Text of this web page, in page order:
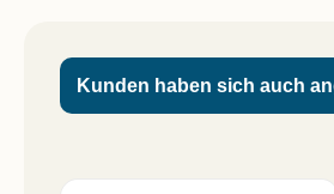
Kunden haben sich auch